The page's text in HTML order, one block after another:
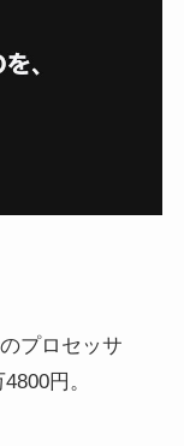
プロセッサ
円。